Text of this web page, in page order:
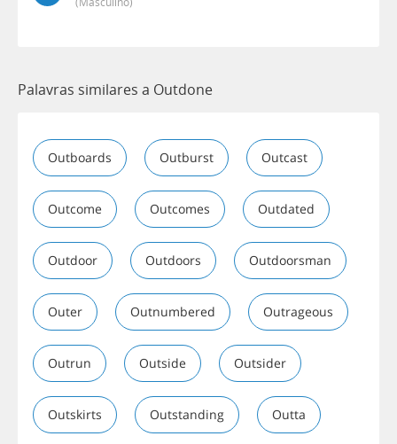
Palavras similares a Outdone
Outboards Outburst Outcast
Outcome Outcomes Outdated
Outdoor Outdoors Outdoorsman
Outer Outnumbered Outrageous
Outrun Outside Outsider
Outskirts Outstanding Outta